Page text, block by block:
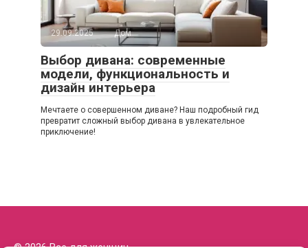
29.09.2025 Дом
Выбор дивана: современные
модели, функциональность и
дизайн интерьера
Мечтаете о совершенном диване? Наш подробный гид
превратит сложный выбор дивана в увлекательное
приключение!